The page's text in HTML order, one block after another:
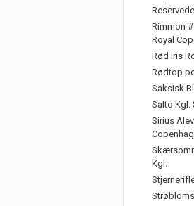
Rimmon
Royal
Rød Iris
Rødtop
Saksisk
Salto Kgl.
Sirius
Kgl.